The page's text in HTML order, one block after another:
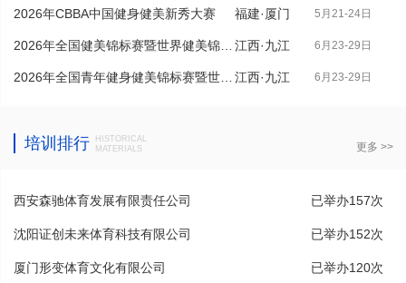
赛...
2026年CBBA中国健身健美新秀大赛 福建·厦门 5月21-24日
2026年全国健美锦标赛暨世界健美锦标
赛...
江西·九江 6月23-29日
2026年全国青年健身健美锦标赛暨世界 江西·九江 6月23-29日
培训排行
HISTORICAL
MATERIALS
更多 >>
西安森驰体育发展有限责任公司 已举办157次
沈阳证创未来体育科技有限公司 已举办152次
厦门形变体育文化有限公司 已举办120次